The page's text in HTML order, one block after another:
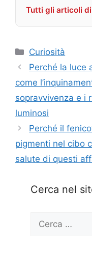
Tutti gli articoli
Categorie
Curiosità
Perché la luce
come
sopravvivenza e i
luminosi
Perché il
pigmenti nel cibo
salute di questi
Cerca nel
per: